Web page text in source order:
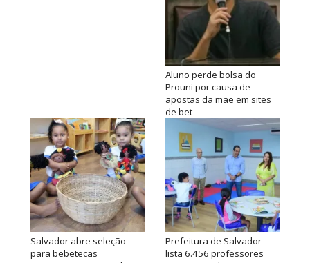
Aluno perde bolsa do
Prouni por causa de
apostas da mãe em sites
de bet
Salvador abre seleção
para bebetecas
Prefeitura de Salvador
lista 6.456 professores